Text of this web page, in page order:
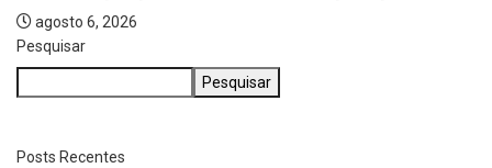
Pesquisar
Pesquisar
Posts Recentes